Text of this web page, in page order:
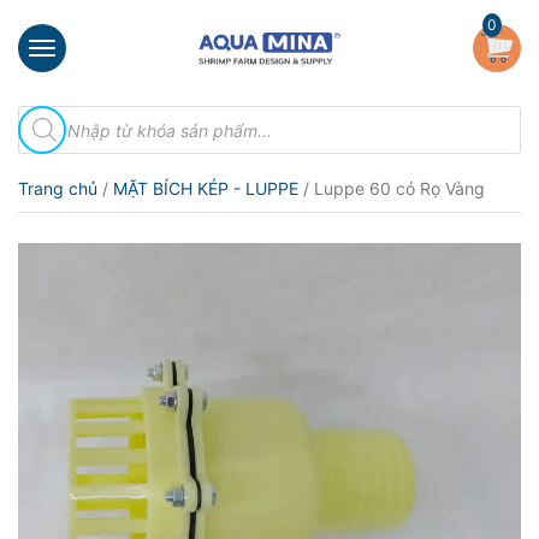
×
chủ
thiệu
Sản
Hướng
0
Tìm
kiếm
sản
Trang chủ / MẶT BÍCH KÉP - LUPPE / Luppe 60 có Rọ Vàng